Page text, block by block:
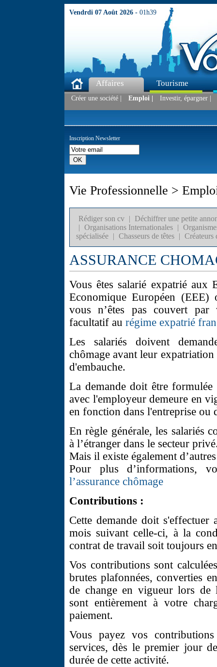
Vendrdi 07 Août 2026 - 01h39
Affaires
Créer une société | Emploi | Investir, épargner |
Tourisme
Inscription Newsletter
Vie Professionnelle >
Rédiger son cv |
Déchiffrer une petite
| Organisations Internationales |
spécialisée
| Chasseurs de têtes | Créateurs
ASSURANCE
Vous êtes salarié expatrié aux
Economique Européen
vous n’êtes pas couvert
facultatif au régime expatrié
Les salariés doivent
chômage avant leur
d'embauche.
La demande doit être
avec l'employeur demeure en
en fonction dans l'entreprise ou
En règle générale, les salariés
à l’étranger dans le secteur
Mais il existe également
Pour plus
l’assurance chômage
Contributions :
Cette demande doit
mois suivant celle-ci, à la
contrat de travail soit toujours
Vos contributions sont
brutes plafonnées, converties
de change en vigueur lors de
sont entièrement à votre
paiement.
Vous payez vos
services, dès le premier jour
durée de cette activité.